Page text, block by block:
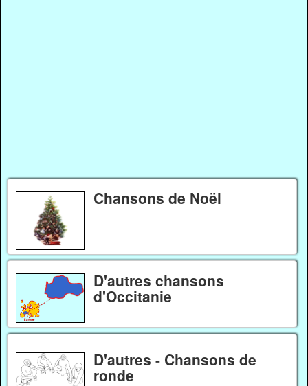
Chansons de Noël
D'autres chansons
d'Occitanie
D'autres - Chansons de
ronde